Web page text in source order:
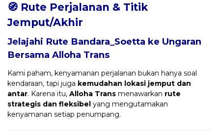
🧭 Rute Perjalanan & Titik
Jemput/Akhir
Jelajahi Rute Bandara_Soetta ke Ungaran
Bersama Alloha Trans
Kami paham, kenyamanan perjalanan bukan hanya soal
kendaraan, tapi juga kemudahan lokasi jemput dan
antar. Karena itu, Alloha Trans menawarkan rute
strategis dan fleksibel yang mengutamakan
kenyamanan setiap penumpang.